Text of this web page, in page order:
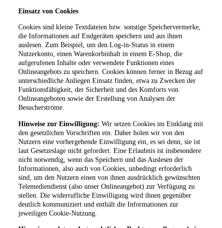
Einsatz von Cookies
Cookies sind kleine Textdateien bzw. sonstige Speichervermerke,
die Informationen auf Endgeräten speichern und aus ihnen
auslesen. Zum Beispiel, um den Log-in-Status in einem
Nutzerkonto, einen Warenkorbinhalt in einem E-Shop, die
aufgerufenen Inhalte oder verwendete Funktionen eines
Onlineangebots zu speichern. Cookies können ferner in Bezug auf
unterschiedliche Anliegen Einsatz finden, etwa zu Zwecken der
Funktionsfähigkeit, der Sicherheit und des Komforts von
Onlineangeboten sowie der Erstellung von Analysen der
Besucherströme.
Hinweise zur Einwilligung: Wir setzen Cookies im Einklang mit
den gesetzlichen Vorschriften ein. Daher holen wir von den
Nutzern eine vorhergehende Einwilligung ein, es sei denn, sie ist
laut Gesetzeslage nicht gefordert. Eine Erlaubnis ist insbesondere
nicht notwendig, wenn das Speichern und das Auslesen der
Informationen, also auch von Cookies, unbedingt erforderlich
sind, um den Nutzern einen von ihnen ausdrücklich gewünschten
Telemediendienst (also unser Onlineangebot) zur Verfügung zu
stellen. Die widerrufliche Einwilligung wird ihnen gegenüber
deutlich kommuniziert und enthält die Informationen zur
jeweiligen Cookie-Nutzung.